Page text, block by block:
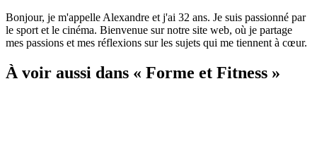
Bonjour, je m'appelle Alexandre et j'ai 32 ans. Je suis passionné par
le sport et le cinéma. Bienvenue sur notre site web, où je partage
mes passions et mes réflexions sur les sujets qui me tiennent à cœur.
À voir aussi dans « Forme et Fitness »